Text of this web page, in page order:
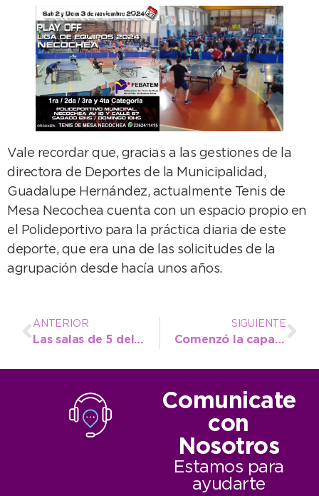
Vale recordar que, gracias a las gestiones de la
directora de Deportes de la Municipalidad,
Guadalupe Hernández, actualmente Tenis de
Mesa Necochea cuenta con un espacio propio en
el Polideportivo para la práctica diaria de este
deporte, que era una de las solicitudes de la
agrupación desde hacía unos años.
ANTERIOR
Las salas de 5 del Jardín Nº 1 participaron en las jornadas de Educación Vial
SIGUIENTE
Comenzó la capacitación a comercios e industrias sobre inteligencia artificial generativa
Comunicate
con
Nosotros
Estamos para
ayudarte